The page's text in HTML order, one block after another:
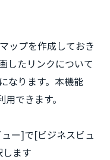
ップを作成しておき
したリンクについて
なります。本機能
できます。
ー]で[ビジネスビュ
ます